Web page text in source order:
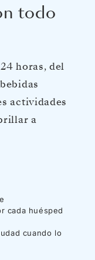
todo
horas, del
actividades
a
cada huésped
cuando lo